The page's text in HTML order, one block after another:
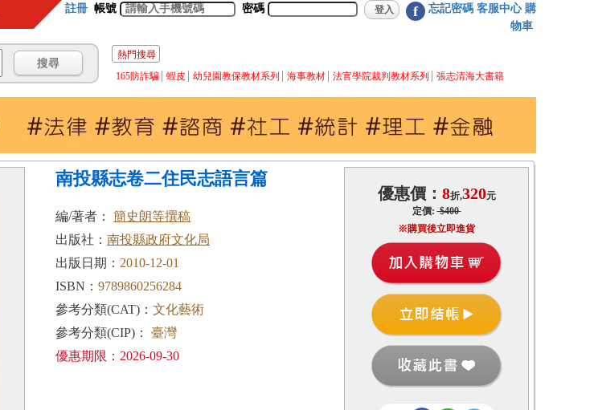
註冊 帳號 密碼 f 忘記密碼 客服中心 購
物車
熱門搜尋
165防詐騙
蝦皮 幼兒園教保教材系列 海事教材 法官學院裁判教材系列 張志清海大書籍
南投縣志卷二住民志語言篇
編/著者： 簡史朗等撰稿
出版社： 南投縣政府文化局
出版日期： 2010-12-01
ISBN： 9789860256284
參考分類(CAT)： 文化藝術
參考分類(CIP)：
臺灣
優惠期限：2026-09-30
優惠價： 8折,320元
定價:$400
※購買後立即進貨